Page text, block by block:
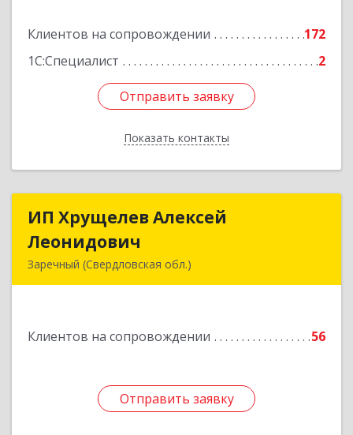
Клиентов на сопровождении
172
1С:Специалист
2
Отправить заявку
Показать контакты
Отправить заявку
Назад
ИП Хрущелев Алексей
Леонидович
Заречный (Свердловская обл.)
Клиентов на сопровождении 56
Отправить заявку
ИП Хрущелев Алексей
Подробнее
Отправить заявку